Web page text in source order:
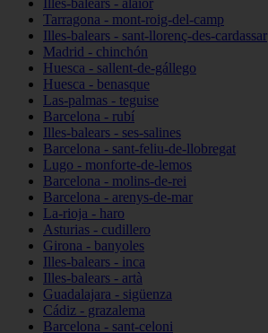
Illes-balears - alaior
Tarragona - mont-roig-del-camp
Illes-balears - sant-llorenç-des-cardassar
Madrid - chinchón
Huesca - sallent-de-gállego
Huesca - benasque
Las-palmas - teguise
Barcelona - rubí
Illes-balears - ses-salines
Barcelona - sant-feliu-de-llobregat
Lugo - monforte-de-lemos
Barcelona - molins-de-rei
Barcelona - arenys-de-mar
La-rioja - haro
Asturias - cudillero
Girona - banyoles
Illes-balears - inca
Illes-balears - artà
Guadalajara - sigüenza
Cádiz - grazalema
Barcelona - sant-celoni